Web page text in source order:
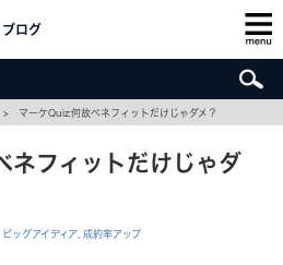
ブログ
マーケQuiz:何故ベネフィットだけじゃダメ？
ネフィットだけじゃダ
ビッグアイディア 成約率アップ